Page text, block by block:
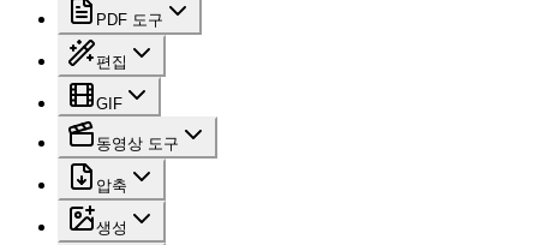
PDF 도구
편집
GIF
동영상 도구
압축
생성